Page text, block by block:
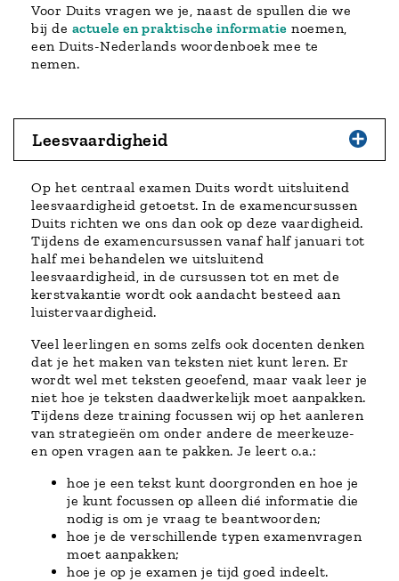
Voor Duits vragen we je, naast de spullen die we
bij de actuele en praktische informatie noemen,
een Duits-Nederlands woordenboek mee te
nemen.
Leesvaardigheid
Op het centraal examen Duits wordt uitsluitend
leesvaardigheid getoetst. In de examencursussen
Duits richten we ons dan ook op deze vaardigheid.
Tijdens de examencursussen vanaf half januari tot
half mei behandelen we uitsluitend
leesvaardigheid, in de cursussen tot en met de
kerstvakantie wordt ook aandacht besteed aan
luistervaardigheid.
Veel leerlingen en soms zelfs ook docenten denken
dat je het maken van teksten niet kunt leren. Er
wordt wel met teksten geoefend, maar vaak leer je
niet hoe je teksten daadwerkelijk moet aanpakken.
Tijdens deze training focussen wij op het aanleren
van strategieën om onder andere de meerkeuze-
en open vragen aan te pakken. Je leert o.a.:
hoe je een tekst kunt doorgronden en hoe je
je kunt focussen op alleen dié informatie die
nodig is om je vraag te beantwoorden;
hoe je de verschillende typen examenvragen
moet aanpakken;
hoe je op je examen je tijd goed indeelt.